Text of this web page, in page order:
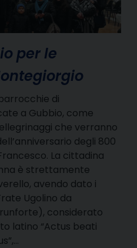
per le
di
a Gubbio, come
che verranno
degli 800
La cittadina
è strettamente
avendo dato i
Ugolino da
considerato
latino “Actus beati